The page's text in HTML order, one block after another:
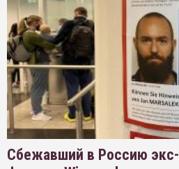
Сбежавший в Россию экс-